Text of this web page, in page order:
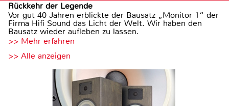
Rückkehr der Legende
Vor gut 40 Jahren erblickte der Bausatz „Monitor 1“ der
Firma Hifi Sound das Licht der Welt. Wir haben den
Bausatz wieder aufleben zu lassen.
>> Mehr erfahren
>> Alle anzeigen